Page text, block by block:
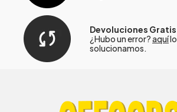
Devoluciones Gratis
¿Hubo un error?aquílo
solucionamos.